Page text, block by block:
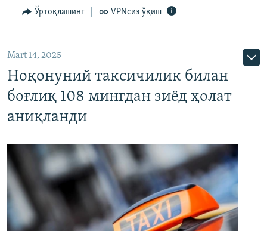
Ўртоқлашинг VPNсиз ўқиш
Mart 14, 2025
Ноқонуний таксичилик билан
боғлиқ 108 мингдан зиёд ҳолат
аниқланди